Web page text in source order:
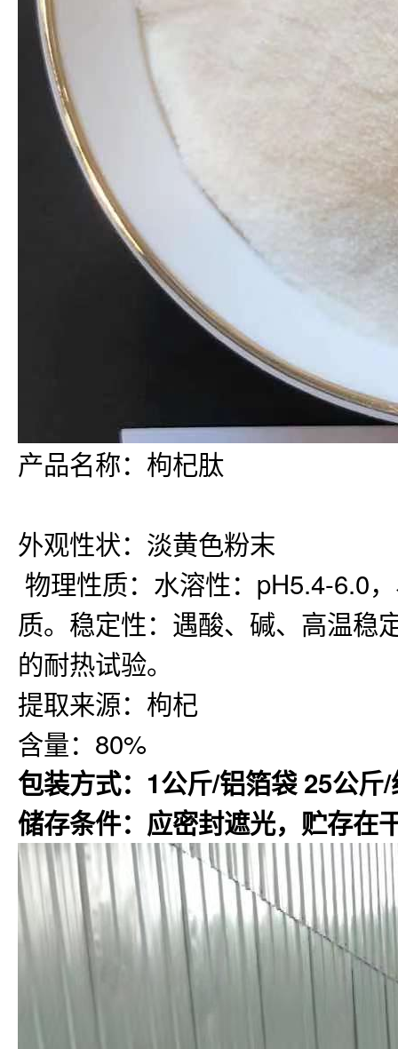
产品名称：枸杞肽
外观性状：淡黄色粉末
物理性质： 水溶性：pH5.4-6.0
质。稳定性：遇酸、碱、高温
的耐热试验。
提取来源：枸杞
含量：80%
包装方式：1公斤/铝箔袋 25公斤
储存条件：应密封遮光，贮存在